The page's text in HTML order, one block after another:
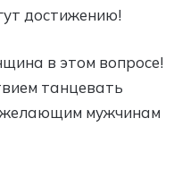
достижению!
в этом вопросе!
танцевать
желающим мужчинам